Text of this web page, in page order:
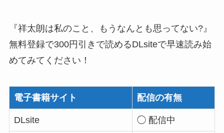
『祥太朗は私のこと、もうなんとも思ってない?』
無料登録で300円引きで読めるDLsiteで早速読み始
めてみてください！
電子書籍サイト 配信の有無
DLsite ◯ 配信中